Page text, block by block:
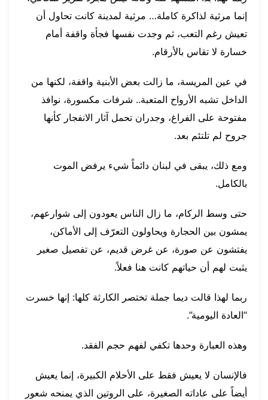
إنما مرثية لذاكرة كاملة… مرثية لمدينة كانت تحاول أن
تعيش رغم التعب، ثم وجدت نفسها فجأة واقفة أمام
خسارة لا تقاس بالأرقام.
في عين المريسة، ما زالت بعض الأبنية واقفة، لكنها من
الداخل تشبه الأرواح المتعبة.. شرفات مكسورة، نوافذ
مفتوحة على الفراغ، وجدران تحمل آثار الانفجار كأنها
جروح لم تلتئم بعد.
ومع ذلك، يبقى في لبنان دائماً شيء يرفض الموت
بالكامل.
حتى وسط الركام، ما زال الناس يعودون إلى شوارعهم،
يمشون بين الحجارة ويحاولون التعرّف إلى الأماكن،
يفتشون عن صورة، عن غرض قديم، عن تفصيل صغير
يثبت لهم أن حياتهم كانت هنا فعلاً.
ربما لهذا قالت ديما جملة تختصر الكارثة كلها: إنها خسرت
“العادة اليومية”.
وهذه العبارة وحدها تكفي لفهم حجم الفقد.
فالإنسان لا يعيش فقط على الأحلام الكبيرة، إنما يعيش
أيضاً على عاداته الصغيرة، على الروتين الذي يمنحه شعور